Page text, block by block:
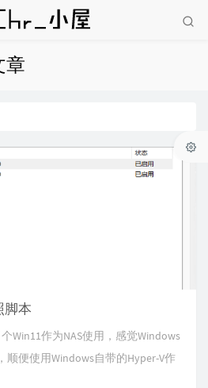
章
脚本
Win11作为NAS使用，感觉Windows
顺便使用Windows自带的Hyper-V作